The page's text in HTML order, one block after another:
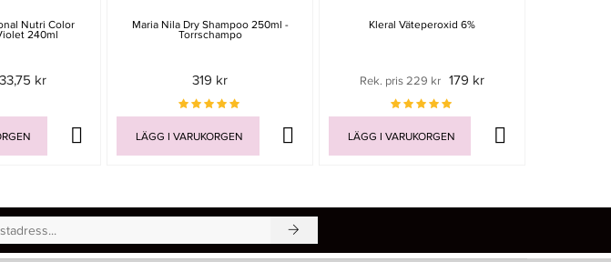
Nutri Color
240ml
kr
Maria Nila Dry Shampoo 250ml -
Torrschampo
319 kr
LÄGG I VARUKORGEN
Kleral Väteperoxid 6%
Rek. pris 229 kr 179 kr
LÄGG I VARUKORGEN